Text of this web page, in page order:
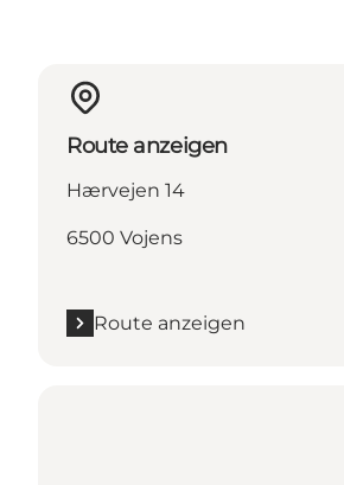
Route anzeigen
Hærvejen 14
6500 Vojens
Route anzeigen